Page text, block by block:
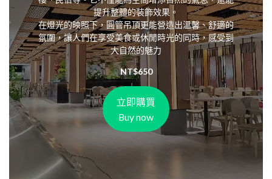
提升整體的裝飾效果。
在燈光的映照下，圓管吊頂更能營造出溫馨、舒適的
氛圍，讓人們在享受美食或休閒時光的同時，感受到
大自然的魅力
NT$650
立即購買
Buy now